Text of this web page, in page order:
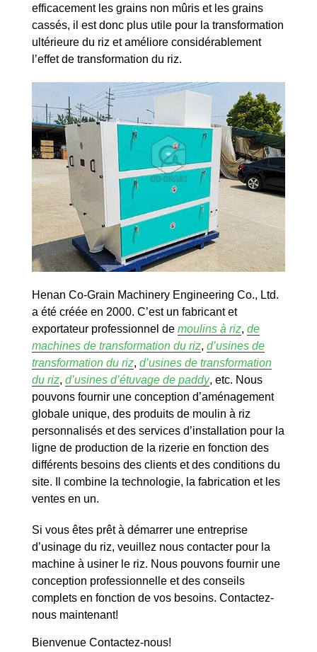
efficacement les grains non mûris et les grains
cassés, il est donc plus utile pour la transformation
ultérieure du riz et améliore considérablement
l’effet de transformation du riz.
Henan Co-Grain Machinery Engineering Co., Ltd.
a été créée en 2000. C’est un fabricant et
exportateur professionnel de moulins à riz, de
machines de transformation du riz, d’usines de
transformation du riz, d’usines de transformation
du riz, d’usines d’étuvage de paddy, etc. Nous
pouvons fournir une conception d’aménagement
globale unique, des produits de moulin à riz
personnalisés et des services d’installation pour la
ligne de production de la rizerie en fonction des
différents besoins des clients et des conditions du
site. Il combine la technologie, la fabrication et les
ventes en un.
Si vous êtes prêt à démarrer une entreprise
d’usinage du riz, veuillez nous contacter pour la
machine à usiner le riz. Nous pouvons fournir une
conception professionnelle et des conseils
complets en fonction de vos besoins. Contactez-
nous maintenant!
Bienvenue Contactez-nous!